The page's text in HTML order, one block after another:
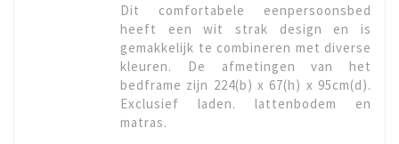
Dit comfortabele eenpersoonsbed
heeft een wit strak design en is
gemakkelijk te combineren met diverse
kleuren. De afmetingen van het
bedframe zijn 224(b) x 67(h) x 95cm(d).
Exclusief laden. lattenbodem en
matras.